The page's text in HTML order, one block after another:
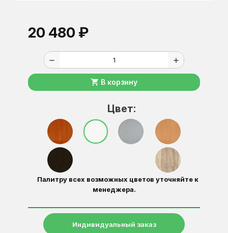
20 480 ₽
remove add
shopping_cart В корзину
Цвет:
Палитру всех возможных цветов уточняйте к
менеджера.
Индивидуальный заказ